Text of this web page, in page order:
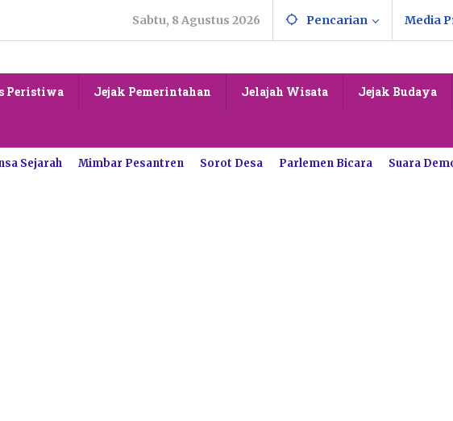
Sabtu, 8 Agustus 2026 Pencarian Media
Peristiwa Jejak Pemerintahan Jelajah Wisata Jejak Budaya
Sejarah Mimbar Pesantren Sorot Desa Parlemen Bicara Suara